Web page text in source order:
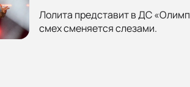
Лолита представит в ДС
смех сменяется слезами.